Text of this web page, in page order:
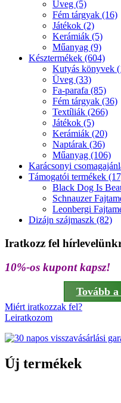
Üveg (5)
Fém tárgyak (16)
Játékok (2)
Kerámiák (5)
Műanyag (9)
Késztermékek (604)
Kutyás könyvek
Üveg (33)
Fa-parafa (85)
Fém tárgyak (36)
Textíliák (266)
Játékok (5)
Kerámiák (20)
Naptárak (36)
Műanyag (106)
Karácsonyi
Támogatói termékek
Black Dog Is
Schnauzer
Leonbergi
Dizájn szájmaszk (82)
Iratkozz fel
10%-os kupont kapsz!
Tovább
Miért iratkozzak fel?
Leiratkozom
Új termékek